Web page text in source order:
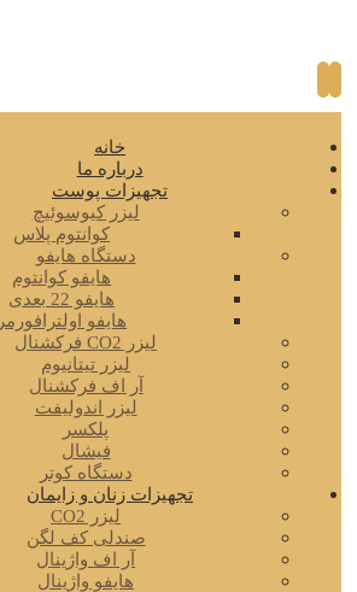
خانه
درباره ما
تجهیزات پوست
لیزر کیوسوئیچ
کوانتوم پلاس
دستگاه هایفو
هایفو کوانتوم
هایفو 22 بعدی
هایفو اولترافورمر
لیزر CO2 فرکشنال
لیزر تیتانیوم
آر اف فرکشنال
لیزر اندولیفت
پلکسر
فیشال
دستگاه کوتر
تجهیزات زنان و زایمان
لیزر CO2
صندلی کف لگن
آر اف واژینال
هایفو واژینال